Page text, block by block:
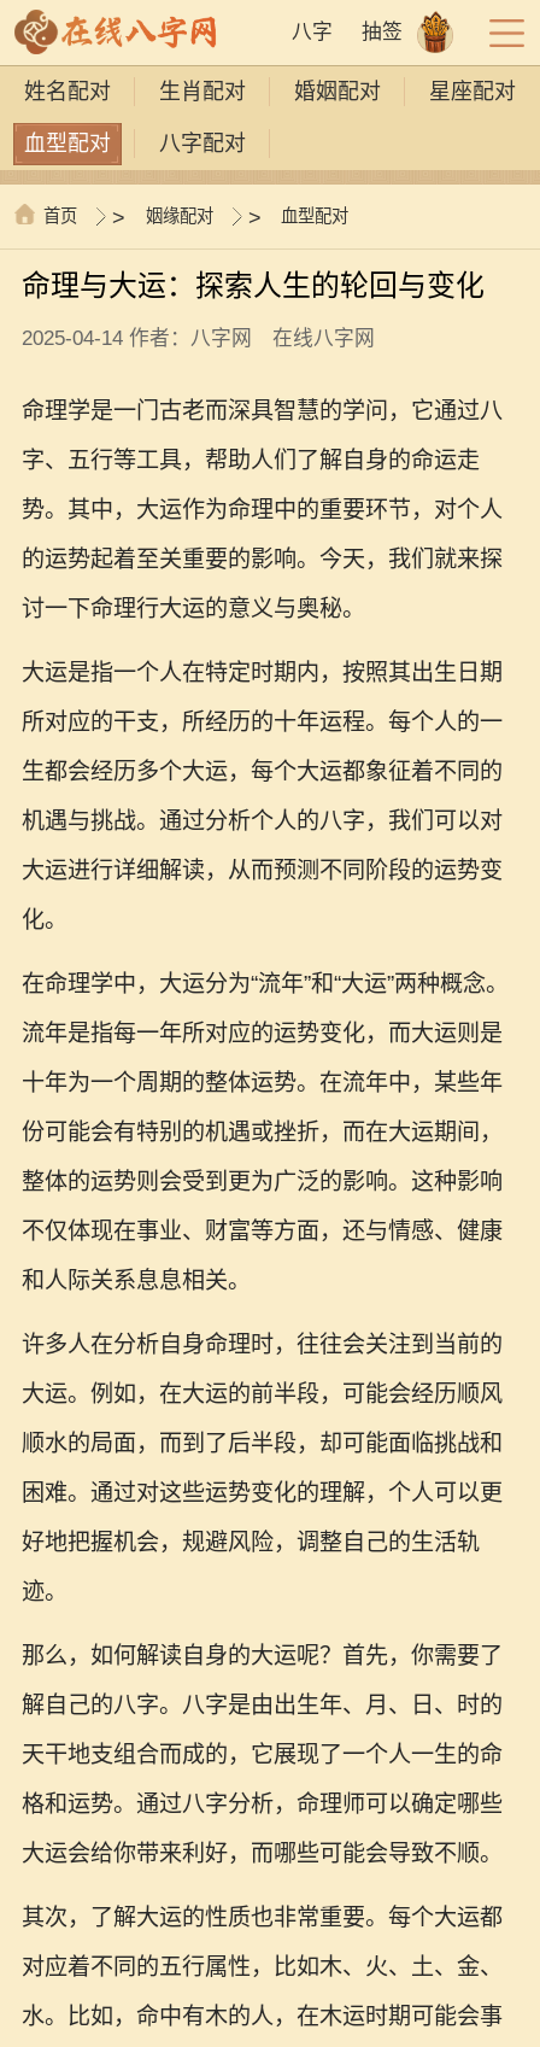
八字 抽签
姓名配对 生肖配对 婚姻配对 星座配对
血型配对 八字配对
首页 > 姻缘配对 > 血型配对
命理与大运：探索人生的轮回与变化
2025-04-14 作者：八字网 在线八字网
命理学是一门古老而深具智慧的学问，它通过八
字、五行等工具，帮助人们了解自身的命运走
势。其中，大运作为命理中的重要环节，对个人
的运势起着至关重要的影响。今天，我们就来探
讨一下命理行大运的意义与奥秘。
大运是指一个人在特定时期内，按照其出生日期
所对应的干支，所经历的十年运程。每个人的一
生都会经历多个大运，每个大运都象征着不同的
机遇与挑战。通过分析个人的八字，我们可以对
大运进行详细解读，从而预测不同阶段的运势变
化。
在命理学中，大运分为“流年”和“大运”两种概念。
流年是指每一年所对应的运势变化，而大运则是
十年为一个周期的整体运势。在流年中，某些年
份可能会有特别的机遇或挫折，而在大运期间，
整体的运势则会受到更为广泛的影响。这种影响
不仅体现在事业、财富等方面，还与情感、健康
和人际关系息息相关。
许多人在分析自身命理时，往往会关注到当前的
大运。例如，在大运的前半段，可能会经历顺风
顺水的局面，而到了后半段，却可能面临挑战和
困难。通过对这些运势变化的理解，个人可以更
好地把握机会，规避风险，调整自己的生活轨
迹。
那么，如何解读自身的大运呢？首先，你需要了
解自己的八字。八字是由出生年、月、日、时的
天干地支组合而成的，它展现了一个人一生的命
格和运势。通过八字分析，命理师可以确定哪些
大运会给你带来利好，而哪些可能会导致不顺。
其次，了解大运的性质也非常重要。每个大运都
对应着不同的五行属性，比如木、火、土、金、
水。比如，命中有木的人，在木运时期可能会事